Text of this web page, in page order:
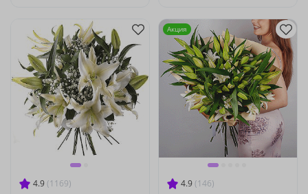
4.9 (1169) 4.9 (146)
Акция